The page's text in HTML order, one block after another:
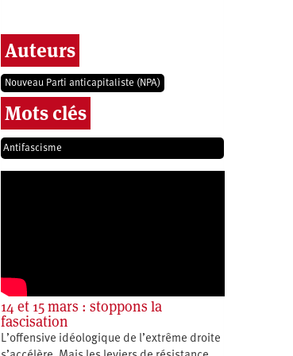
Auteurs
Nouveau Parti anticapitaliste (NPA)
Mots clés
Antifascisme
14 et 15 mars : stoppons la
fascisation
L’offensive idéologique de l’extrême droite